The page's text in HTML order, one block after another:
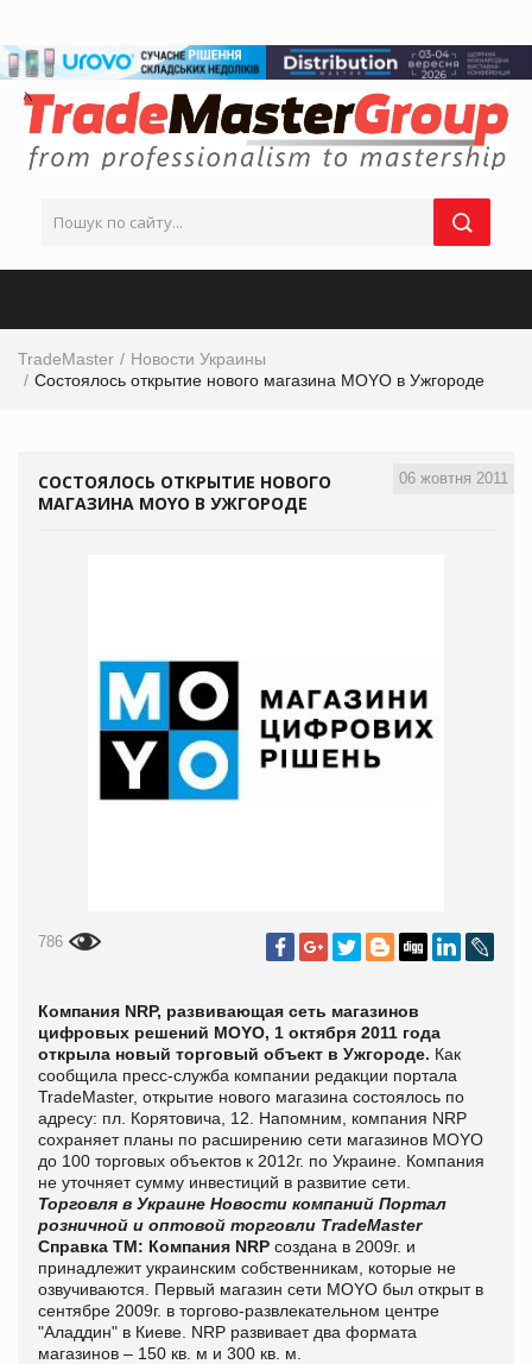
TradeMaster
Новости Украины
Состоялось открытие нового магазина MOYO в Ужгороде
06 жовтня 2011
СОСТОЯЛОСЬ ОТКРЫТИЕ НОВОГО
МАГАЗИНА MOYO В УЖГОРОДЕ
786
Компания NRP, развивающая сеть магазинов
цифровых решений MOYO, 1 октября 2011 года
открыла новый торговый объект в Ужгороде. Как
сообщила пресс-служба компании редакции портала
TradeMaster, открытие нового магазина cостоялось по
адресу: пл. Корятовича, 12. Напомним, компания NRP
сохраняет планы по расширению сети магазинов MOYO
до 100 торговых объектов к 2012г. по Украине. Компания
не уточняет сумму инвестиций в развитие сети.
Торговля в Украине Новости компаний Портал
розничной и оптовой торговли TradeMaster
Справка ТМ: Компания NRP создана в 2009г. и
принадлежит украинским собственникам, которые не
озвучиваются. Первый магазин сети MOYO был открыт в
сентябре 2009г. в торгово-развлекательном центре
"Аладдин" в Киеве. NRP развивает два формата
магазинов – 150 кв. м и 300 кв. м.